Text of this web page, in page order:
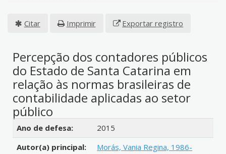
Citar Imprimir Exportar registro
Percepção dos contadores públicos
do Estado de Santa Catarina em
relação às normas brasileiras de
contabilidade aplicadas ao setor
público
Detalhes bibliográficos
Ano de defesa:
2015
Autor(a) principal:
Morás, Vania Regina, 1986-